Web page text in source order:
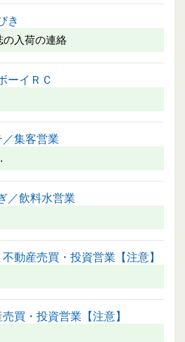
き
の入荷の連絡
ーイＲＣ
集客営業
／飲料水営業
動産売買・投資営業【注意】
買・投資営業【注意】